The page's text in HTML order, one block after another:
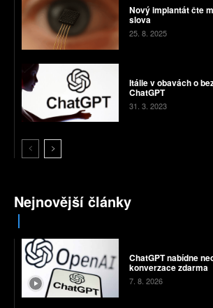
Nový implantát čte
slova
25. 8. 2025
Itálie v obavách o
ChatGPT
31. 3. 2023
Nejnovější články
ChatGPT nabídne
konverzace zdarma
7. 8. 2026